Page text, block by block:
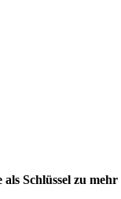
Schlüssel zu